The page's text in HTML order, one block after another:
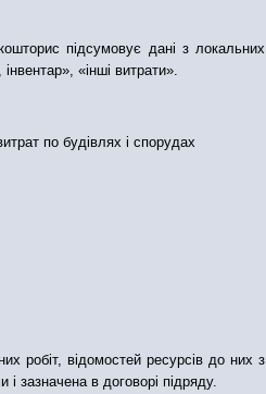
підсумовує дані з локальних
«інші витрати».
по будівлях і спорудах
робіт, відомостей ресурсів до них з
зазначена в договорі підряду.